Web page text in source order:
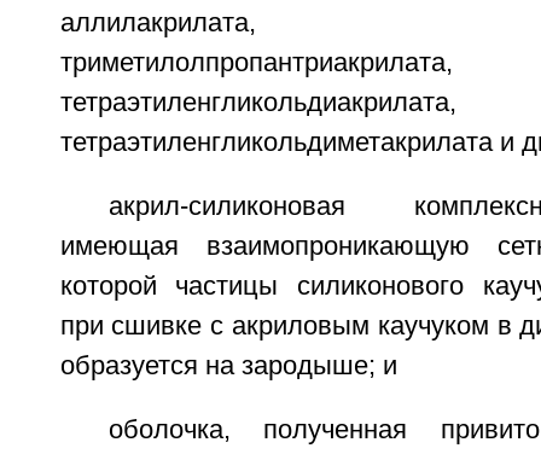
аллилакрилата,
триметилолпропантриакрилата,
тетраэтиленгликольдиакрилата,
тетраэтиленгликольдиметакрилата и
акрил-силиконовая
имеющая взаимопроникающую
которой частицы силиконового
при сшивке с акриловым каучуком в
образуется на зародыше; и
оболочка, полученная